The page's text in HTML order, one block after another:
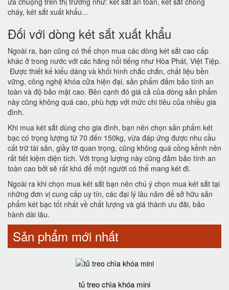
cháy, két sắt xuất khẩu…
Đối với dòng két sắt xuất khẩu
Ngoài ra, bạn cũng có thể chọn mua các dòng két sắt cao cấp
khác ở trong nước với các hãng nổi tiếng như Hòa Phát, Việt Tiệp.
Được thiết kế kiểu dáng và khối hình chắc chắn, chất liệu bền
vững, công nghệ khóa cửa hiện đại, sản phẩm đảm bảo tính an
toàn và độ bảo mật cao. Bên cạnh đó giá cả của dòng sản phẩm
này cũng không quá cao, phù hợp với mức chi tiêu của nhiều gia
đình.
Khi mua két sắt dùng cho gia đình, bạn nên chọn sản phẩm két
bạc có trọng lượng từ 70 đến 150kg, vừa đáp ứng được nhu cầu
cất trữ tài sản, giầy tờ quan trọng, cũng không quá cồng kềnh nên
rất tiết kiệm diện tích. Với trọng lượng này cũng đảm bảo tính an
toàn cao bởi sẽ rất khó để một người có thể mang két đi.
Ngoài ra khi chọn mua két sắt bạn nên chú ý chọn mua két sắt tại
những đơn vị cung cấp uy tín, các đại lý lâu năm để sở hữu sản
phẩm két bạc tốt nhất về chất lượng và giá thành ưu đãi, bảo
hành dài lâu.
Sản phẩm mới nhất
tủ treo chìa khóa mini